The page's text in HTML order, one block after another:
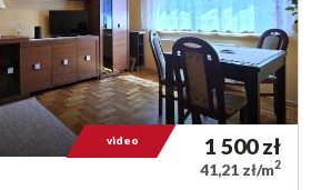
1 500zł
41,21 zł/m2
video